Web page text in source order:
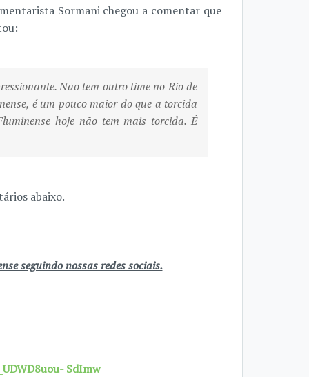
Sormani chegou a comentar que
Não tem outro time no Rio de
é um pouco maior do que a torcida
hoje não tem mais torcida. É
abaixo.
seguindo nossas redes sociais.
SdImw